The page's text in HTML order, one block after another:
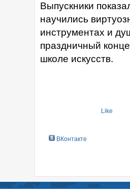
Выпускники
научились
инструментах и
праздничный
школе искусств.
Like
ВКонтакте